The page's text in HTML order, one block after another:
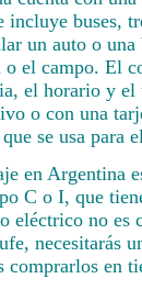
incluye buses,
un auto o
el campo. El
el horario y
o con una
se usa para
en Argentina
C o I, que
eléctrico no es
necesitarás
comprarlos en